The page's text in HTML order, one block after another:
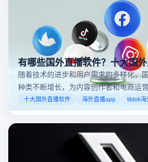
有哪些国外直播软件？十大国
随着技术的进步和用户需求的多样化，
种类不断增长，为内容创作者和电商运
的机遇。如果你是一个跨境电商从业者
大国外直播软件排行榜，那么你来对地
登多开浏览器一起来了解海外直播平台
十大国外直播软件 海外直播app tiktok海